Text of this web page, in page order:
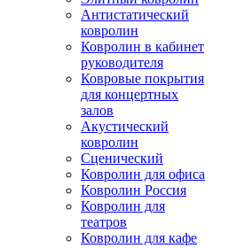
Антистатический
ковролин
Ковролин в кабинет
руководителя
Ковровые покрытия
для концертных
залов
Акустический
ковролин
Сценический
Ковролин для офиса
Ковролин Россия
Ковролин для
театров
Ковролин для кафе